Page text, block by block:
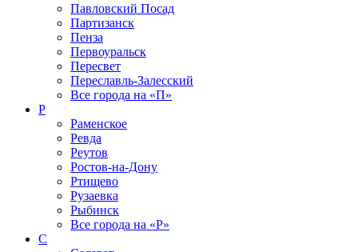
Павловский Посад
Партизанск
Пенза
Первоуральск
Пересвет
Переславль-Залесский
Все города на «П»
Р
Раменское
Ревда
Реутов
Ростов-на-Дону
Ртищево
Рузаевка
Рыбинск
Все города на «Р»
С